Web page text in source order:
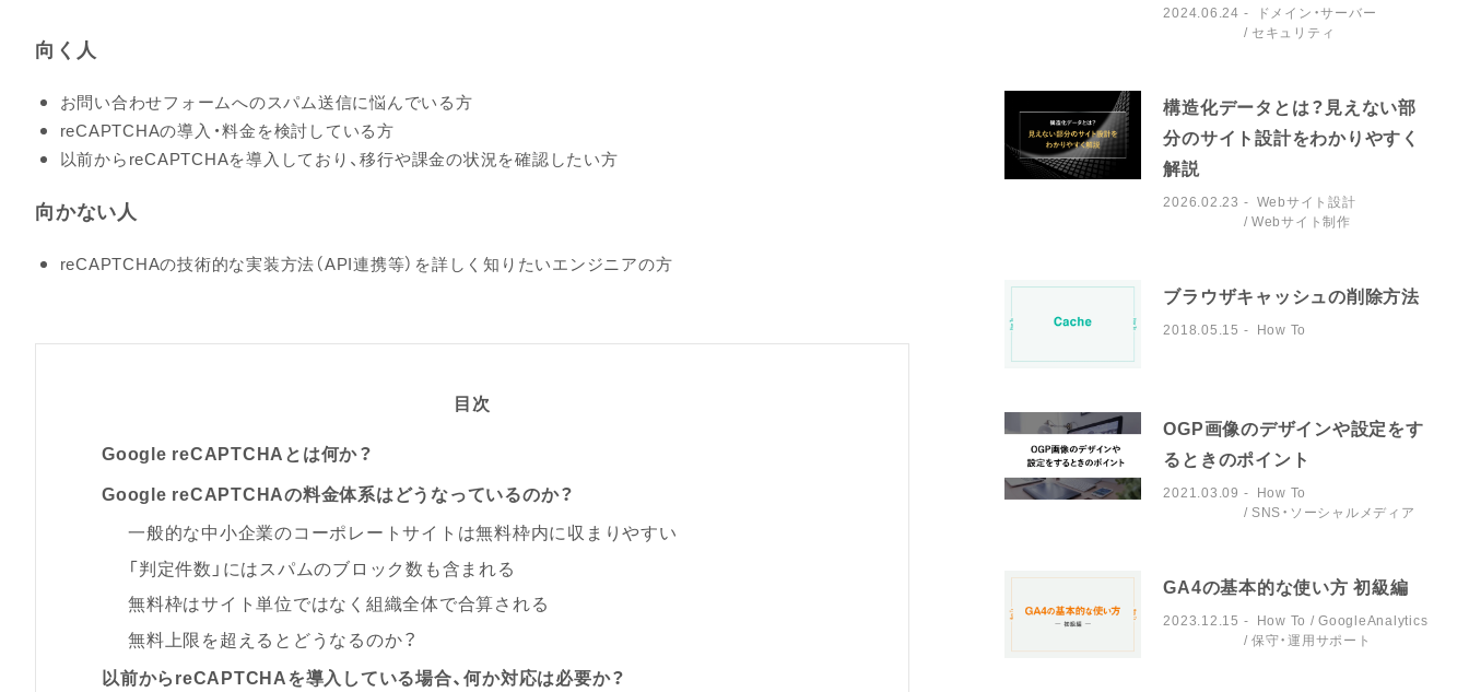
向く人
お問い合わせフォームへのスパム送信に悩んでいる方
reCAPTCHAの導入・料金を検討している方
以前からreCAPTCHAを導入しており、移行や課金の状況を確認したい方
向かない人
reCAPTCHAの技術的な実装方法（API連携等）を詳しく知りたいエンジニアの方
目次
Google reCAPTCHAとは何か？
Google reCAPTCHAの料金体系はどうなっているのか？
一般的な中小企業のコーポレートサイトは無料枠内に収まりやすい
「判定件数」にはスパムのブロック数も含まれる
無料枠はサイト単位ではなく組織全体で合算される
無料上限を超えるとどうなるのか？
以前からreCAPTCHAを導入している場合、何か対応は必要か？
2024.06.24
ドメイン・サーバー
セキュリティ
構造化データとは？見えない部
分のサイト設計をわかりやすく
解説
2026.02.23
Webサイト設計
Webサイト制作
ブラウザキャッシュの削除方法
2018.05.15 How To
OGP画像のデザインや設定をす
るときのポイント
2021.03.09
How To
SNS・ソーシャルメディア
GA4の基本的な使い方 初級編
2023.12.15 How To
GoogleAnalytics
保守・運用サポート